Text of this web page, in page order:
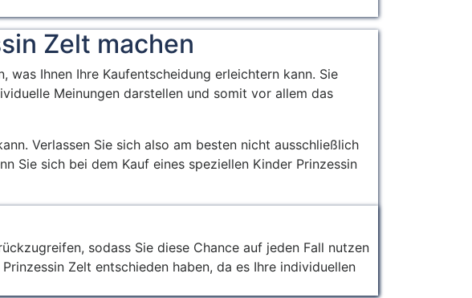
Teppich enthält.)
als Kinderzelt für
draußen.Zelt machen
was Ihnen Ihre Kaufentscheidung erleichtern kann. Sie
Meinungen darstellen und somit vor allem das
Verlassen Sie sich also am besten nicht ausschließlich
Sie sich bei dem Kauf eines speziellen Kinder Prinzessin
sodass Sie diese Chance auf jeden Fall nutzen
Zelt entschieden haben, da es Ihre individuellen